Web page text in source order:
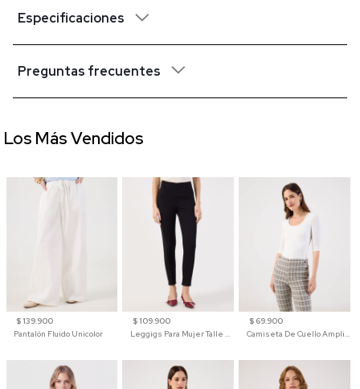
Especificaciones
Preguntas frecuentes
$ 139.900
Pantalón Fluido Unicolor
$ 109.900
Leggigs Para Mujer Talle Alto Liso
$ 69.900
Camiseta De Cuello Amplio Y Manga 3/4 Para Mujer
Los Más Vendidos